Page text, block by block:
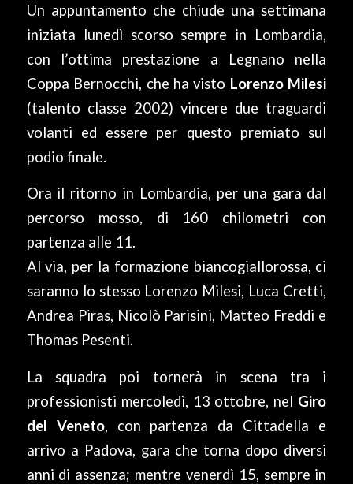
Un appuntamento che chiude una settimana
iniziata lunedì scorso sempre in Lombardia,
con l’ottima prestazione a Legnano nella
Coppa Bernocchi, che ha visto Lorenzo Milesi
(talento classe 2002) vincere due traguardi
volanti ed essere per questo premiato sul
podio finale.
Ora il ritorno in Lombardia, per una gara dal
percorso mosso, di 160 chilometri con
partenza alle 11.
Al via, per la formazione biancogiallorossa, ci
saranno lo stesso Lorenzo Milesi, Luca Cretti,
Andrea Piras, Nicolò Parisini, Matteo Freddi e
Thomas Pesenti.
La squadra poi tornerà in scena tra i
professionisti mercoledì, 13 ottobre, nel Giro
del Veneto, con partenza da Cittadella e
arrivo a Padova, gara che torna dopo diversi
anni di assenza; mentre venerdì 15, sempre in